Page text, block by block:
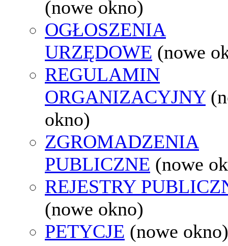
(nowe okno)
OGŁOSZENIA
URZĘDOWE (nowe
REGULAMIN
ORGANIZACYJNY
okno)
ZGROMADZENIA
PUBLICZNE (nowe
REJESTRY
(nowe okno)
PETYCJE (nowe okno)